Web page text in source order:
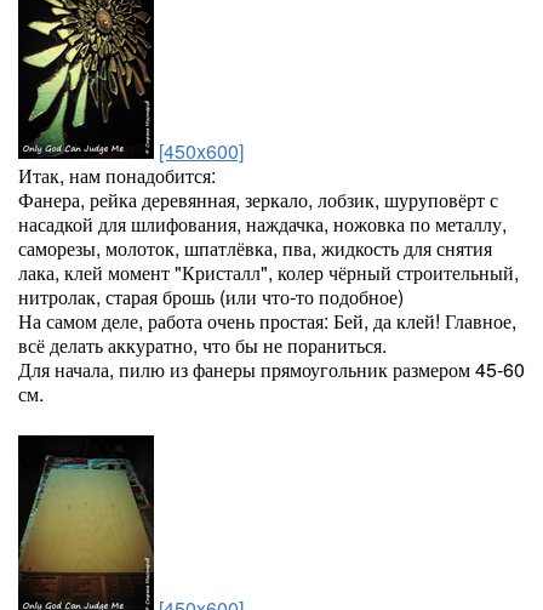
[450x600]
Итак, нам понадобится:
Фанера, рейка деревянная, зеркало, лобзик, шуруповёрт с
насадкой для шлифования, наждачка, ножовка по металлу,
саморезы, молоток, шпатлёвка, пва, жидкость для снятия
лака, клей момент "Кристалл", колер чёрный строительный,
нитролак, старая брошь (или что-то подобное)
На самом деле, работа очень простая: Бей, да клей! Главное,
всё делать аккуратно, что бы не пораниться.
Для начала, пилю из фанеры прямоугольник размером 45-60
см.